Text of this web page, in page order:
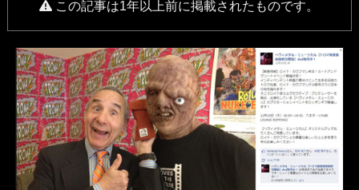
この記事は1年以上前に掲載されたものです。